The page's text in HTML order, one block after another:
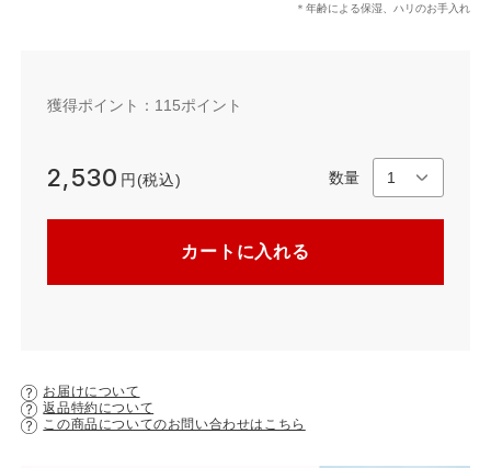
＊年齢による保湿、ハリのお手入れ
獲得ポイント： 115ポイント
2,530 円(税込) 数量
カートに入れる
お届けについて
返品特約について
この商品についてのお問い合わせはこちら